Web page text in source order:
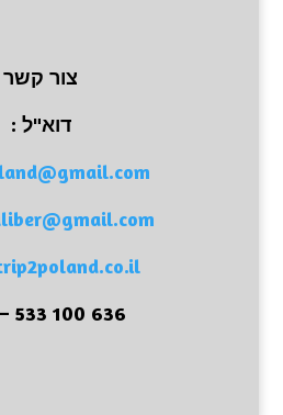
צור קשר
דוא"ל :
636 100 533 – 48 +